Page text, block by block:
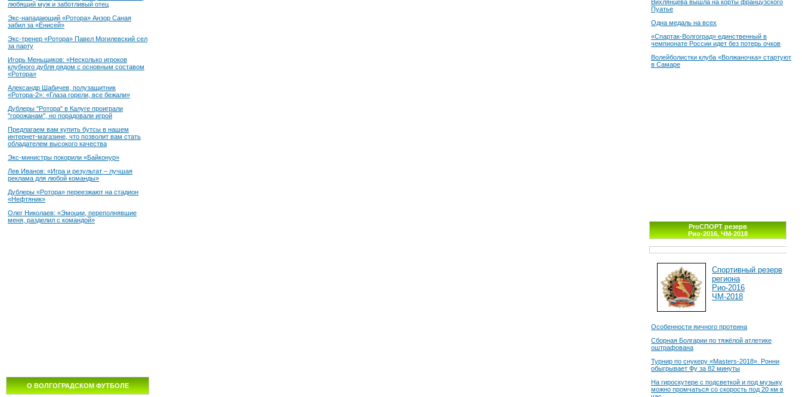
любящий муж и заботливый отец
Экс-нападающий «Ротора» Анзор Саная
забил за «Енисей»
Экс-тренер «Ротора» Павел Могилевский сел
за парту
Игорь Меньщиков: «Несколько игроков
клубного дубля рядом с основным составом
«Ротора»
Александр Шабичев, полузащитник
«Ротора-2»: «Глаза горели, все бежали»
Дублеры "Ротора" в Калуге проиграли
"горожанам", но порадовали игрой
Предлагаем вам купить бутсы в нашем
интернет-магазине, что позволит вам стать
обладателем высокого качества
Экс-министры покорили «Байконур»
Лев Иванов: «Игра и результат – лучшая
реклама для любой команды»
Дублеры «Ротора» переезжают на стадион
«Нефтяник»
Олег Николаев: «Эмоции, переполнявшие
меня, разделил с командой»
О ВОЛГОГРАДСКОМ ФУТБОЛЕ
Вихлянцева вышла на корты французского
Пуатье
Одна медаль на всех
«Спартак-Волгоград» единственный в
чемпионате России идет без потерь очков
Волейболистки клуба «Волжаночка» стартуют
в Самаре
ProСПОРТ резерв
Рио-2016, ЧМ-2018
Спортивный резерв
региона
Рио-2016
ЧМ-2018
Особенности яичного протеина
Сборная Болгарии по тяжёлой атлетике
оштрафована
Турнир по снукеру «Masters-2018». Ронни
обыгрывает Фу за 82 минуты
На гироскутере с подсветкой и под музыку
можно промчаться со скорость под 20 км в